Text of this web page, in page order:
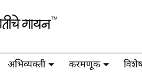
अभिव्यक्ती करमणूक